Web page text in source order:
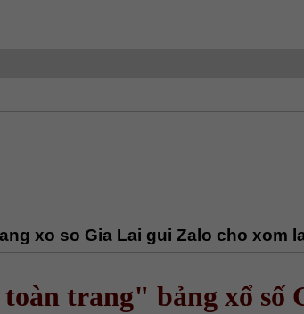
xo so Gia Lai gui Zalo cho xom
trang" bảng xổ số